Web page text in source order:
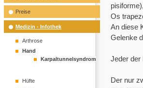
Preise
Medizin - Infothek
Arthrose
Hand
Karpaltunnelsyndrom
Hüfte
Os
An diese
Gelenke
Jeder der
Der nur